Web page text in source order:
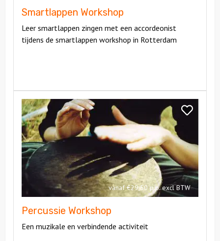
Smartlappen Workshop
Leer smartlappen zingen met een accordeonist
tijdens de smartlappen workshop in Rotterdam
Bekijk
vanaf €29,50 p.p. excl BTW
Percussie Workshop
Een muzikale en verbindende activiteit
Percussie
Workshop